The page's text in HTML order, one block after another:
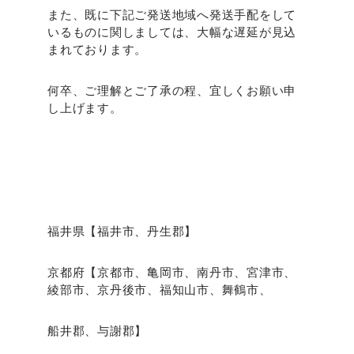
また、既に下記ご発送地域へ発送手配をして
いるものに関しましては、大幅な遅延が見込
まれております。
何卒、ご理解とご了承の程、宜しくお願い申
し上げます。
福井県【福井市、丹生郡】
京都府【京都市、亀岡市、南丹市、宮津市、
綾部市、京丹後市、福知山市、舞鶴市、
船井郡、与謝郡】